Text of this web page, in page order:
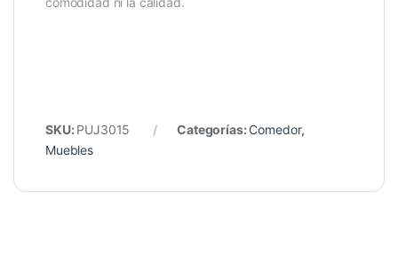
SKU: PUJ3015 Categorías: Comedor,
Muebles